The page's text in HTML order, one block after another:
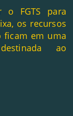
o FGTS para
os recursos
ficam em uma
ao